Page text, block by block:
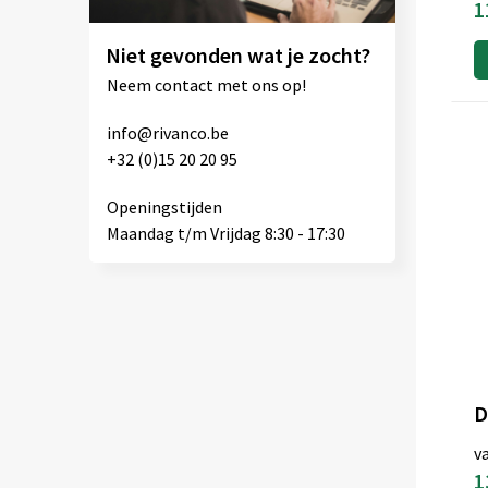
SG Originals(5)
SG Signature(2)
Sol's(23)
Spiro(3)
Stormtech
(3)
Niet gevonden wat je zocht?
Neem contact met ons op!
info@rivanco.be
+32 (0)15 20 20 95
Openingstijden
Maandag t/m Vrijdag 8:30 - 17:30